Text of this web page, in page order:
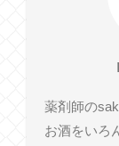
薬剤師の
お酒をいろ